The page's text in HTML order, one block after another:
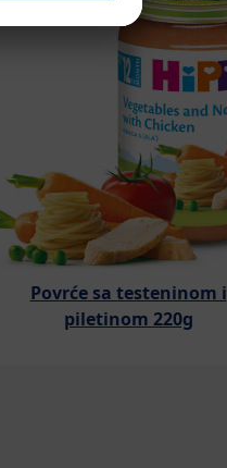
Povrće sa testeninom i
piletinom 220g